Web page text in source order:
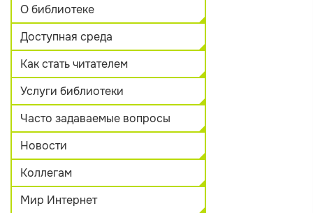
О библиотеке
Доступная среда
Как стать читателем
Услуги библиотеки
Часто задаваемые вопросы
Новости
Коллегам
Мир Интернет